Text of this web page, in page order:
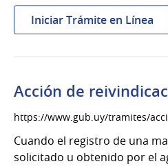
Iniciar Trámite en Línea
de
Acción de
https://www.gub.uy/tramites/
Cuando el registro de una
solicitado u obtenido por el